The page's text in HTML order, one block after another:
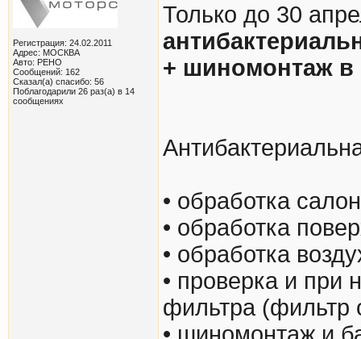
Регистрация: 24.02.2011
Адрес: МОСКВА
Авто: РЕНО
Сообщений: 162
Сказал(а) спасибо: 56
Поблагодарили 26 раз(а) в 14
сообщениях
Только до 30
+ шиномонтаж в
• обработка
• обработка
• обработка
• проверка и при
фильтра (фильтр